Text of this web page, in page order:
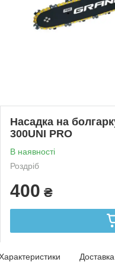
Насадка на
300UNI PRO
В наявності
Роздріб
400 ₴
Доставка